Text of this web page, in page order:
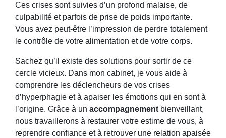
Ces crises sont suivies d’un profond malaise, de
culpabilité et parfois de prise de poids importante.
Vous avez peut-être l’impression de perdre totalement
le contrôle de votre alimentation et de votre corps.
Sachez qu’il existe des solutions pour sortir de ce
cercle vicieux. Dans mon cabinet, je vous aide à
comprendre les déclencheurs de vos crises
d’hyperphagie et à apaiser les émotions qui en sont à
l’origine. Grâce à un accompagnement bienveillant,
nous travaillerons à restaurer votre estime de vous, à
reprendre confiance et à retrouver une relation apaisée